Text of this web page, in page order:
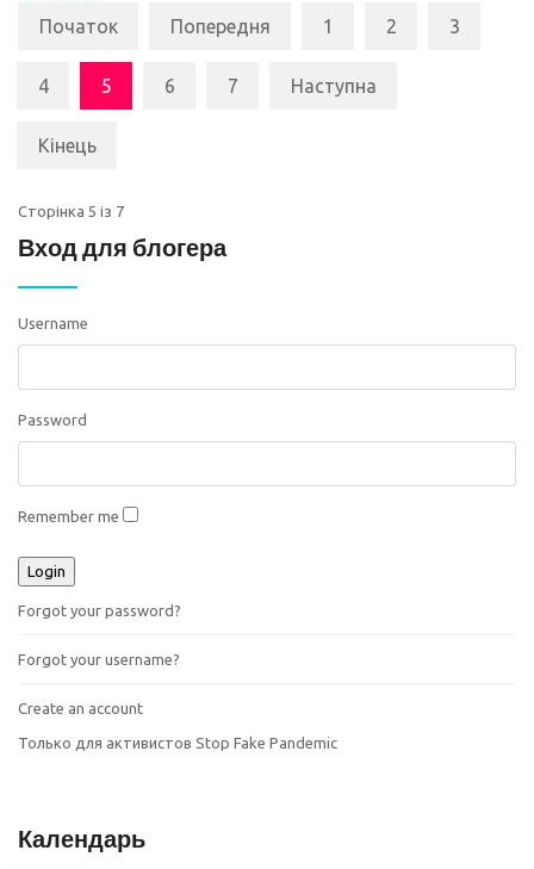
Початок Попередня 1 2 3
4 5 6 7 Наступна
Кінець
Сторінка 5 із 7
Вход для блогера
Username
Password
Remember me
Forgot your password?
Forgot your username?
Create an account
Только для активистов Stop Fake Pandemic
Календарь